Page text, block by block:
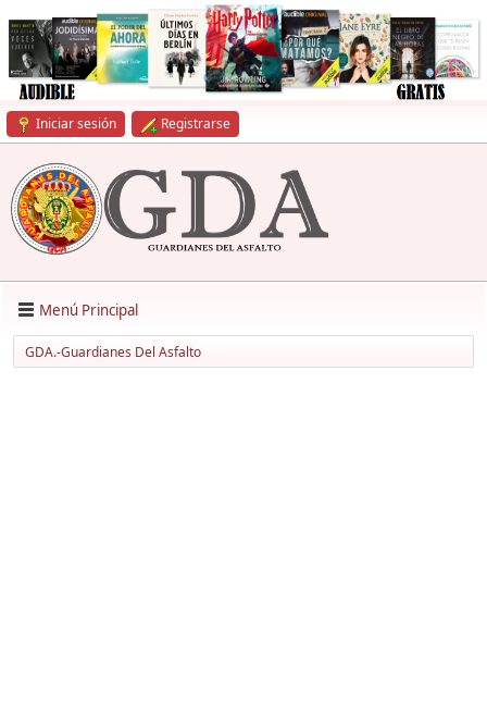
Iniciar sesión Registrarse
Menú Principal
GDA.-Guardianes Del Asfalto